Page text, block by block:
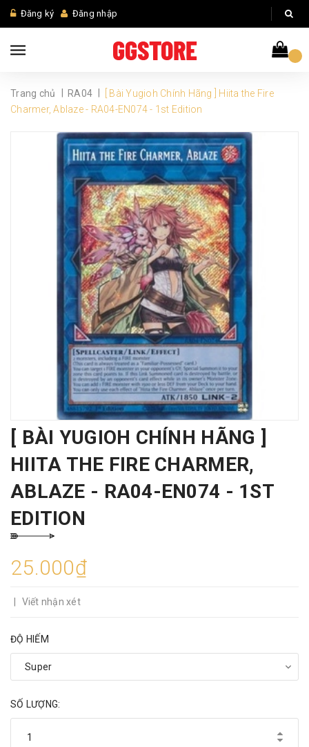
Đăng ký Đăng nhập
Trang chủ RA04
[ Bài Yugioh Chính Hãng ] Hiita the Fire
Charmer, Ablaze - RA04-EN074 - 1st Edition
[ BÀI YUGIOH CHÍNH HÃNG ]
HIITA THE FIRE CHARMER,
ABLAZE - RA04-EN074 - 1ST
EDITION
25.000₫
Viết nhận xét
ĐỘ HIẾM
SỐ LƯỢNG: